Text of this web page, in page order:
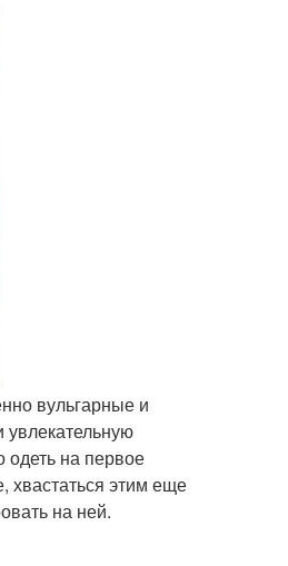
вульгарные и
одеть на первое
хвастаться этим еще
на ней.